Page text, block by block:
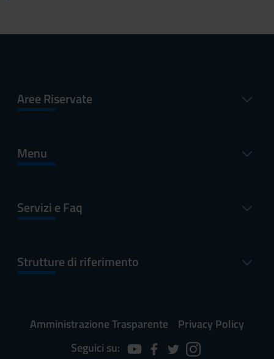
Aree Riservate
Menu
Servizi e Faq
Strutture di riferimento
Amministrazione Trasparente
Privacy Policy
Seguici su: